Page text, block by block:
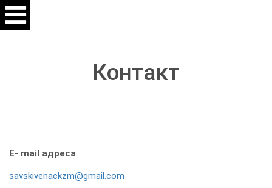
Контакт
E- mail адреса
savskivenackzm@gmail.com